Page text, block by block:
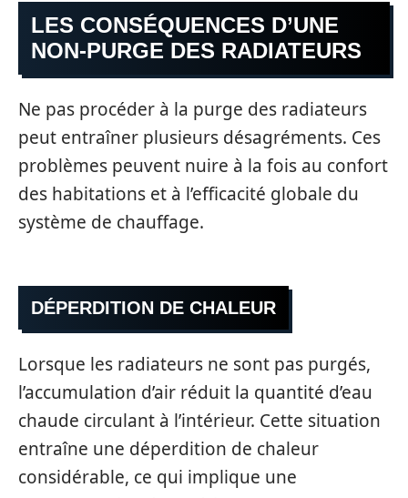
LES CONSÉQUENCES D’UNE
NON-PURGE DES RADIATEURS
Ne pas procéder à la purge des radiateurs
peut entraîner plusieurs désagréments. Ces
problèmes peuvent nuire à la fois au confort
des habitations et à l’efficacité globale du
système de chauffage.
DÉPERDITION DE CHALEUR
Lorsque les radiateurs ne sont pas purgés,
l’accumulation d’air réduit la quantité d’eau
chaude circulant à l’intérieur. Cette situation
entraîne une déperdition de chaleur
considérable, ce qui implique une